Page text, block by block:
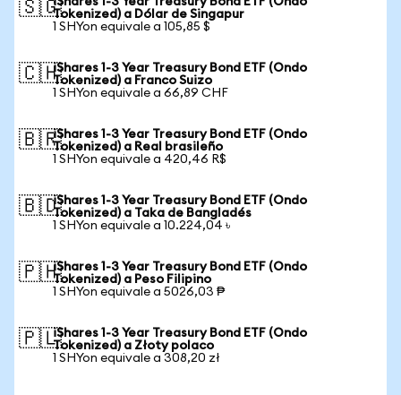
🇸🇬Tokenized) a Dólar de Singapur
1 SHYon equivale a 105,85 $
🇨🇭iShares 1-3 Year Treasury Bond ETF (Ondo
Tokenized) a Franco Suizo
1 SHYon equivale a 66,89 CHF
🇧🇷iShares 1-3 Year Treasury Bond ETF (Ondo
Tokenized) a Real brasileño
1 SHYon equivale a 420,46 R$
🇧🇩iShares 1-3 Year Treasury Bond ETF (Ondo
Tokenized) a Taka de Bangladés
1 SHYon equivale a 10.224,04 ৳
🇵🇭iShares 1-3 Year Treasury Bond ETF (Ondo
Tokenized) a Peso Filipino
1 SHYon equivale a 5026,03 ₱
🇵🇱iShares 1-3 Year Treasury Bond ETF (Ondo
Tokenized) a Złoty polaco
1 SHYon equivale a 308,20 zł